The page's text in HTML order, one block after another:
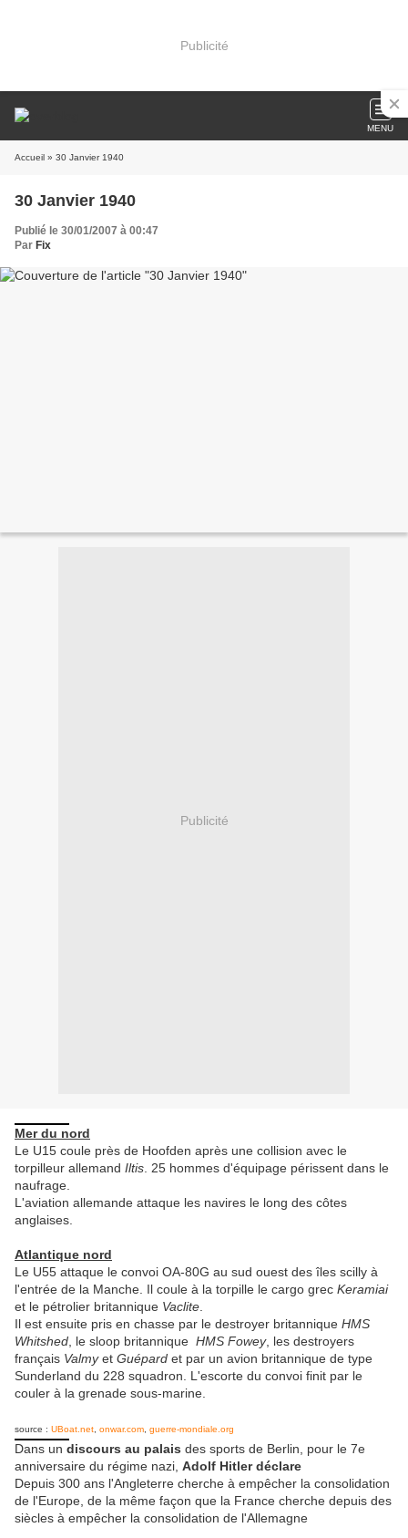
Publicité
MENU
Accueil » 30 Janvier 1940
30 Janvier 1940
Publié le 30/01/2007 à 00:47
Par Fix
Publicité
Mer du nord
Le U15 coule près de Hoofden après une collision avec le
torpilleur allemand Iltis . 25 hommes d'équipage périssent dans le
naufrage.
L'aviation allemande attaque les navires le long des côtes
anglaises.
Atlantique nord
Le U55 attaque le convoi OA-80G au sud ouest des îles scilly à
l'entrée de la Manche. Il coule à la torpille le cargo grec Keramiai
et le pétrolier britannique Vaclite
Il est ensuite pris en chasse par le destroyer britannique HMS
Whitshed , le sloop britannique HMS Fowey, les destroyers
français Valmyet Guépard et par un avion britannique de type
Sunderland du 228 squadron. L'escorte du convoi finit par le
couler à la grenade sous-marine.
source : UBoat.net onwar.com guerre-mondiale.org
Dans un discours au palais des sports de Berlin, pour le 7e
anniversaire du régime nazi, Adolf Hitler déclare
Depuis 300 ans l'Angleterre cherche à empêcher la consolidation
de l'Europe, de la même façon que la France cherche depuis des
siècles à empêcher la consolidation de l'Allemagne